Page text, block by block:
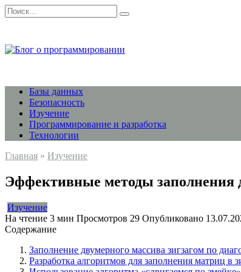
Перейти
к
Search
for:
Базы данных
Безопасность
Изучение
Программирование и разработка
Технологии
Главная » Изучение
Эффективные методы заполнения
Изучение
На чтение 3 мин Просмотров 29 Опубликовано
Содержание
Заполнение двумерного массива зигзагом по
Разработка алгоритмов для заполнения матриц в